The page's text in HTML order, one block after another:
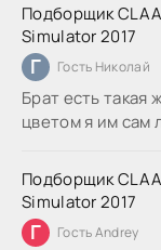
Подборщик
Simulator 2017
Г Гость Николай
Брат есть
цветом я им сам
Подборщик
Simulator 2017
Г Гость Andrey